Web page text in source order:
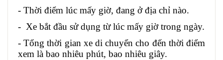
- Thời điểm lúc mấy giờ, đang ở địa chỉ nào.
- Xe bắt đầu sử dụng từ lúc mấy giờ trong ngày.
- Tổng thời gian xe di chuyển cho đến thời điểm
xem là bao nhiêu phút, bao nhiêu giây.